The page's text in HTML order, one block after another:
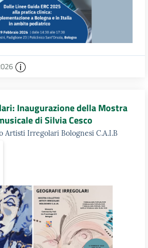
Inaugurazione della Mostra
di Silvia Cesco
Artisti Irregolari Bolognesi C.A.I.B